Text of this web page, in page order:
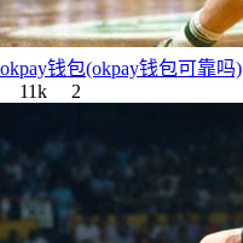
okpay钱包(okpay钱包可靠吗)
11k
2